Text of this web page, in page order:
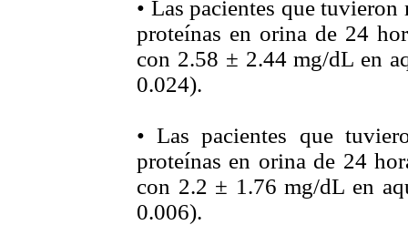
• Las pacientes que
proteínas en orina de 24
con 2.58 ± 2.44 mg/dL en
0.024).
• Las pacientes que
proteínas en orina de 24
con 2.2 ± 1.76 mg/dL en
0.006).